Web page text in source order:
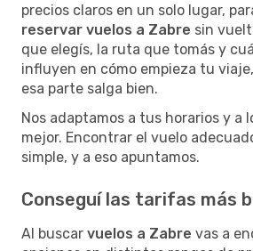
precios claros en un solo lugar,
reservar vuelos a Zabre sin
que elegís, la ruta que tomás y
influyen en cómo empieza tu
esa parte salga bien.
Nos adaptamos a tus horarios y a
mejor. Encontrar el vuelo
simple, y a eso apuntamos.
Conseguí las tarifas más
Al buscar vuelos a Zabre vas a